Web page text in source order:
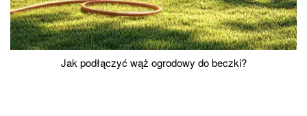
Jak podłączyć wąż ogrodowy do beczki?